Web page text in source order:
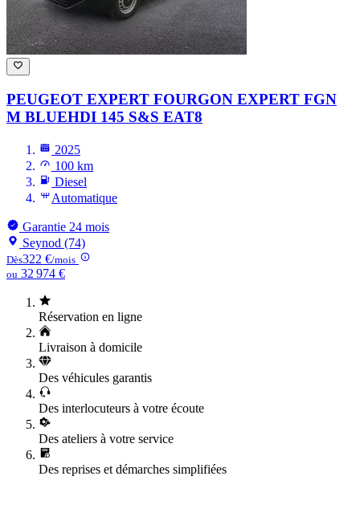
PEUGEOT EXPERT FOURGON EXPERT FGN
M BLUEHDI 145 S&S EAT8
2025
100 km
Diesel
Automatique
Garantie 24 mois
Seynod (74)
Dès322 €/mois
ou 32 974 €
Réservation en ligne
Livraison à domicile
Des véhicules garantis
Des interlocuteurs à votre écoute
Des ateliers à votre service
Des reprises et démarches simplifiées